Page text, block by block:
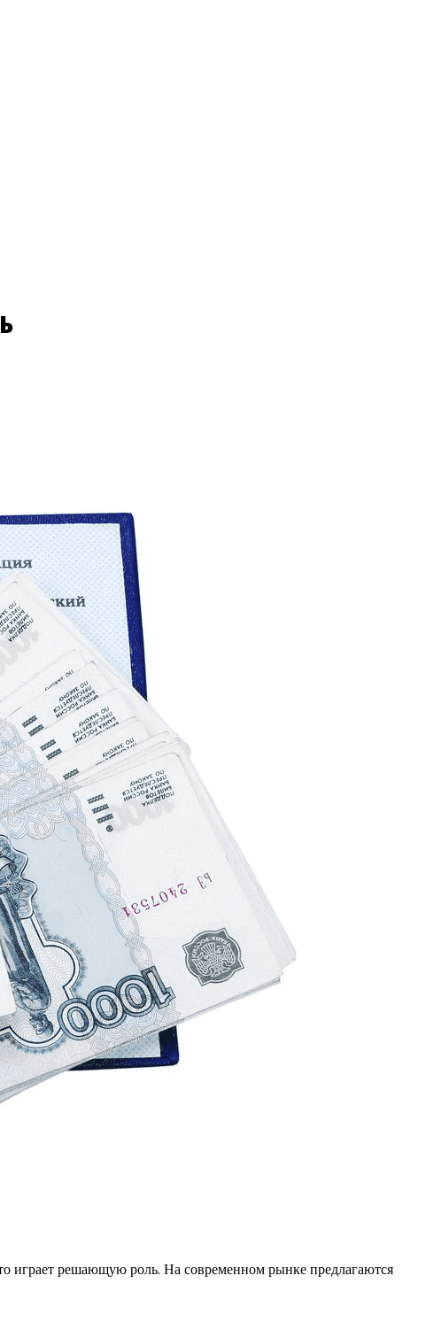
играет решающую роль. На современном рынке предлагаются